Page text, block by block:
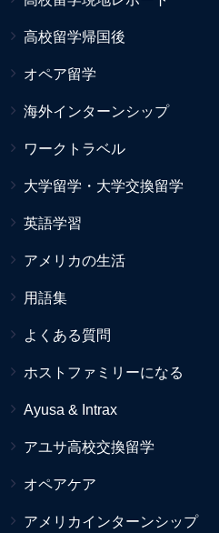
高校留学帰国後
オペア留学
海外インターンシップ
ワークトラベル
大学留学・大学交換留学
英語学習
アメリカの生活
用語集
よくある質問
ホストファミリーになる
Ayusa & Intrax
アユサ高校交換留学
オペアケア
アメリカインターンシップ